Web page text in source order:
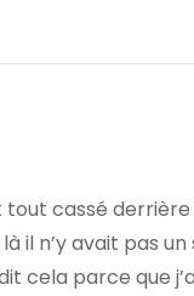
cassé derrière
il n’y avait pas un
cela parce que